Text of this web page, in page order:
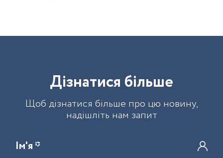
Дізнатися більше
Щоб дізнатися більше про цю новину,
надішліть нам запит
Ім'я *